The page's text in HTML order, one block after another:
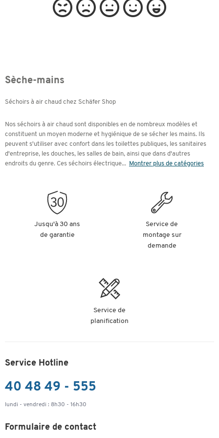
Sèche-mains
Séchoirs à air chaud chez Schäfer Shop
Nos séchoirs à air chaud sont disponibles en de nombreux modèles et
constituent un moyen moderne et hygiénique de se sécher les mains. Ils
peuvent s'utiliser avec confort dans les toilettes publiques, les sanitaires
d'entreprise, les douches, les salles de bain, ainsi que dans d'autres
endroits du genre. Ces séchoirs électrique... Montrer plus de catégories
Jusqu'à 30 ans
de garantie
Service de
montage sur
demande
Service de
planification
Service Hotline
40 48 49 - 555
lundi - vendredi : 8h30 - 16h30
Formulaire de contact